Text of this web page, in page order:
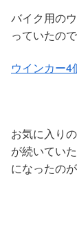
バイク用の
っていたの
ウインカー4
お気に入り
が続いてい
になったのが